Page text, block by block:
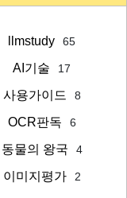
llmstudy 65
AI기술 17
사용가이드 8
OCR판독 6
동물의 왕국 4
이미지평가 2